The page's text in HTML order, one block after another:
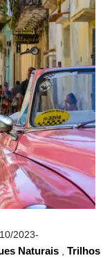
2023-
Naturais, Trilhos